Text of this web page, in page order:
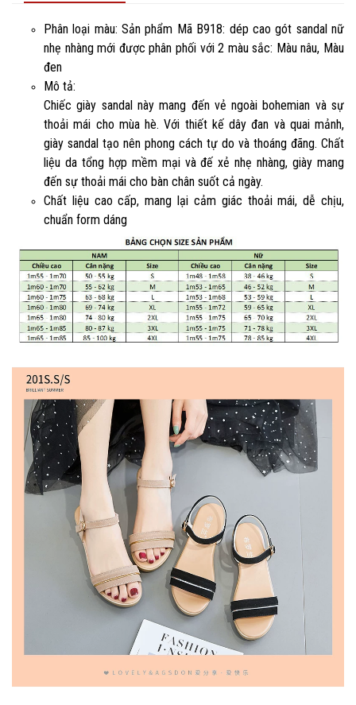
Phân loại màu: Sản phẩm Mã B918: dép cao gót sandal nữ
nhẹ nhàng mới được phân phối với 2 màu sắc: Màu nâu, Màu
đen
Mô tả:
Chiếc giày sandal này mang đến vẻ ngoài bohemian và sự
thoải mái cho mùa hè. Với thiết kế dây đan và quai mảnh,
giày sandal tạo nên phong cách tự do và thoáng đãng. Chất
liệu da tổng hợp mềm mại và đế xẻ nhẹ nhàng, giày mang
đến sự thoải mái cho bàn chân suốt cả ngày.
Chất liệu cao cấp, mang lại cảm giác thoải mái, dễ chịu,
chuẩn form dáng